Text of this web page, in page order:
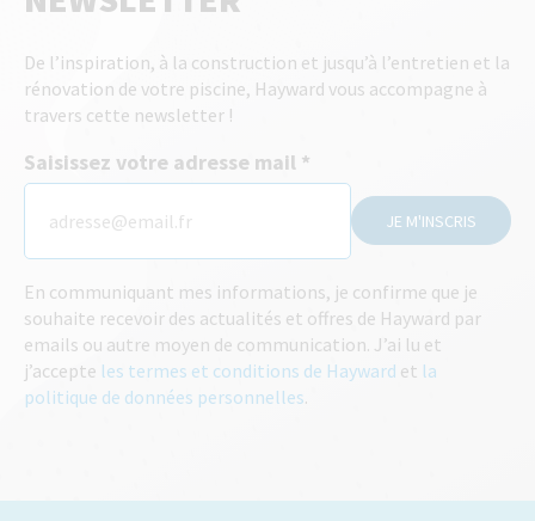
De l’inspiration, à la construction et jusqu’à l’entretien et la
rénovation de votre piscine, Hayward vous accompagne à
travers cette newsletter !
Saisissez votre adresse mail
JE M'INSCRIS
En communiquant mes informations, je confirme que je
souhaite recevoir des actualités et offres de Hayward par
emails ou autre moyen de communication. J’ai lu et
j’accepte les termes et conditions de Hayward et la
politique de données personnelles.